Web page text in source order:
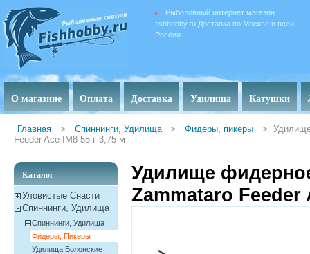
Рыболовный интернет магазин
fishhobby.ru Доставка по Москве и всей
России
О магазине Оплата Доставка Удилища Катушки
Главная > Спиннинги, Удилища > Фидеры, пикеры >
Feeder Ace IM8 55 г 3,75 м
Каталог
Уловистые Снасти
Спиннинги, Удилища
Спиннинги, Удилища
Фидеры, Пикеры
Удилища Болонские
Удилище
Zammataro Feeder